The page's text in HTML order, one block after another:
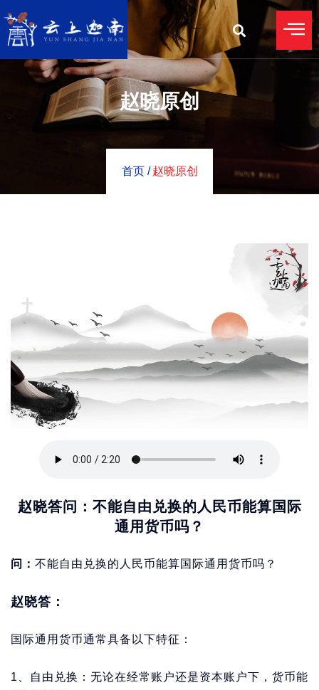
赵晓原创
首页 / 赵晓原创
赵晓答问：不能自由兑换的人民币能算国际
通用货币吗？
问： 不能自由兑换的人民币能算国际通用货币吗？
赵晓答：
国际通用货币通常具备以下特征：
1、自由兑换：无论在经常账户还是资本账户下，货币能